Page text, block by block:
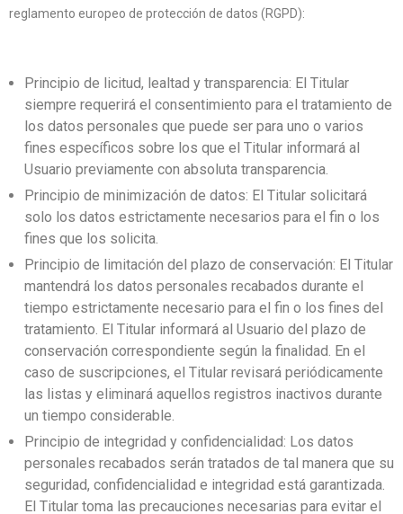
reglamento europeo de protección de datos (RGPD):
Principio de licitud, lealtad y transparencia: El Titular
siempre requerirá el consentimiento para el tratamiento de
los datos personales que puede ser para uno o varios
fines específicos sobre los que el Titular informará al
Usuario previamente con absoluta transparencia.
Principio de minimización de datos: El Titular solicitará
solo los datos estrictamente necesarios para el fin o los
fines que los solicita.
Principio de limitación del plazo de conservación: El Titular
mantendrá los datos personales recabados durante el
tiempo estrictamente necesario para el fin o los fines del
tratamiento. El Titular informará al Usuario del plazo de
conservación correspondiente según la finalidad. En el
caso de suscripciones, el Titular revisará periódicamente
las listas y eliminará aquellos registros inactivos durante
un tiempo considerable.
Principio de integridad y confidencialidad: Los datos
personales recabados serán tratados de tal manera que su
seguridad, confidencialidad e integridad está garantizada.
El Titular toma las precauciones necesarias para evitar el